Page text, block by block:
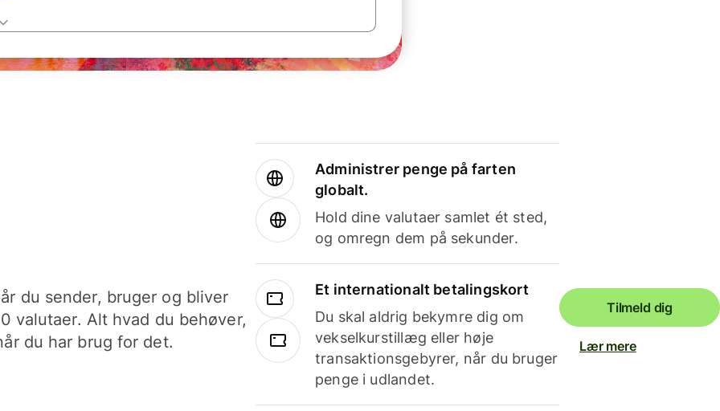
du sender, bruger og bliver
valutaer. Alt hvad du behøver,
du har brug for det.
Administrer penge på farten
globalt.
Hold dine valutaer samlet ét sted,
og omregn dem på sekunder.
Et internationalt betalingskort
Du skal aldrig bekymre dig om
vekselkurstillæg eller høje
transaktionsgebyrer, når du bruger
penge i udlandet.
Tilmeld dig
Lær mere